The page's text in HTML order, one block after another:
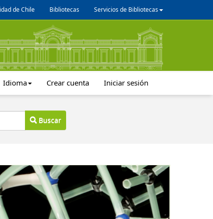
de Chile Bibliotecas Servicios de Bibliotecas
Idioma Crear cuenta Iniciar sesión
Buscar